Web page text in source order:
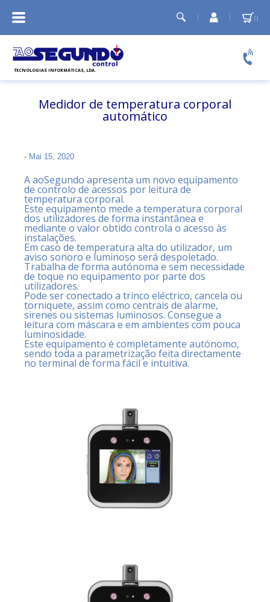
Minha
Relógios de ponto
Controlo de acessos
Temporizadores e Sirenes
Medidor de temperatura corporal
automático
- Mai 15, 2020
A aoSegundo apresenta um novo equipamento
de controlo de acessos por leitura de
temperatura corporal.
Este equipamento mede a temperatura corporal
dos utilizadores de forma instantânea e
mediante o valor obtido controla o acesso às
instalações.
Em caso de temperatura alta do utilizador, um
aviso sonoro e luminoso será despoletado.
Trabalha de forma autónoma e sem necessidade
de toque no equipamento por parte dos
utilizadores.
Pode ser conectado a trinco eléctrico, cancela ou
torniquete, assim como centrais de alarme,
sirenes ou sistemas luminosos. Consegue a
leitura com máscara e em ambientes com pouca
luminosidade.
Este equipamento é completamente autónomo,
sendo toda a parametrização feita directamente
no terminal de forma fácil e intuitiva.